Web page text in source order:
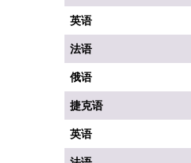
英语
法语
俄语
捷克语
英语